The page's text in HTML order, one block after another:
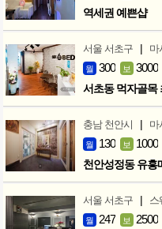
역세권 예쁜샵
서울 서초구 | 마
월 300 보 3000
서초동 먹자골목
충남 천안시 | 마
월 130 보 1000
천안성정동 유흥
서울 서초구 | 스
월 247 보 2500